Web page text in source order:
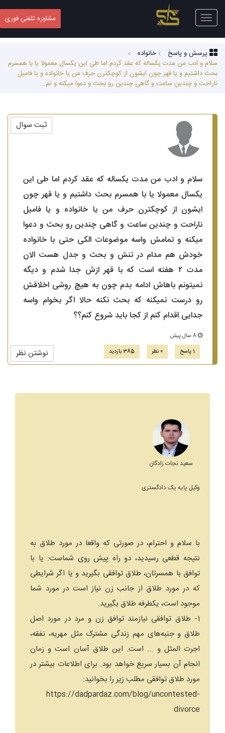
Toggle
navigation
مشاوره تلفنی فوری
پرسش و پاسخ
خانواده
سلام و ادب من مدت یکساله که عقد کردم اما طی این یکسال معمولا یا با همسرم
بحث داشتیم و یا قهر چون ایشون از کوچکترن حرف من یا خانواده و یا فامیل
ناراحت و چندین ساعت و گاهی چندین رو بحث و دعوا میکنه و تم...
سلام و ادب من مدت یکساله که عقد کردم اما طی این
یکسال معمولا یا با همسرم بحث داشتیم و یا قهر چون
ایشون از کوچکترن حرف من یا خانواده و یا فامیل
ناراحت و چندین ساعت و گاهی چندین رو بحث و دعوا
میکنه و تمامش واسه موضوعات الکی حتی با خانواده
خودش هم مدام در تنش و بحث و جدل هست الان
مدت ۲ هفته است که با قهر ازش جدا شدم و دیگه
نمیتونم باهاش ادامه بدم چون به هیچ روشی اخلاقش
رو درست نمیکنه که بحث نکنه حالا اگر بخوام واسه
جدایی اقدام کنم از کجا باید شروع کنم؟؟
1 پاسخ
0 نظر 385 بازدید نوشتن نظر
ثبت سوال
سعید نجات زادگان
وکیل پایه یک دادگستری
با سلام و احترام، در صورتی که واقعا در مورد طلاق به
نتیجه قطعی رسیدید، دو راه پیش روی شماست: یا با
توافق با همسرتان، طلاق توافقی بگیرید و یا اگر شرایطی
که در مورد طلاق از جانب زن نیاز است در مورد شما
موجود است، یکطرفه طلاق بگیرید.
1- طلاق توافقی نیازمند توافق زن و مرد در مورد اصل
طلاق و جنبه‌های مهم زندگی مشترک مثل مهریه، نفقه،
اجرت المثل و ... است. این طلاق آسان است و زمان
انجام آن بسیار سریع خواهد بود. برای اطلاعات بیشتر در
مورد طلاق توافقی مطلب زیر را بخوانید:
https://dadpardaz.com/blog/uncontested-
divorce